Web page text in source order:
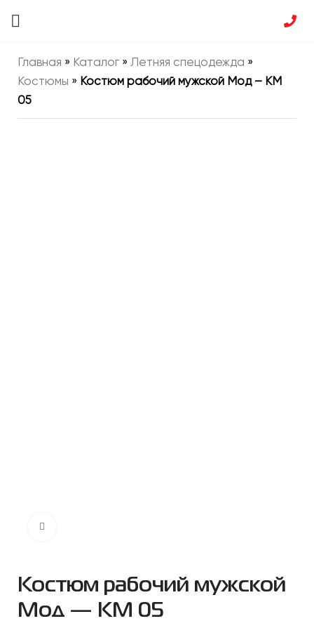
Главная » Каталог» Летняя спецодежда »
Костюмы » Костюм рабочий мужской Мод – КМ
05
Костюм рабочий мужской
Мод — КМ 05